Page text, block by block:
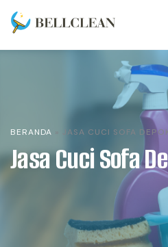
BERANDA JASA CUCI SOFA
Jasa Cuci Sofa